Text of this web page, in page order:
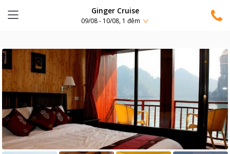
Ginger Cruise
09/08 - 10/08, 1 đêm